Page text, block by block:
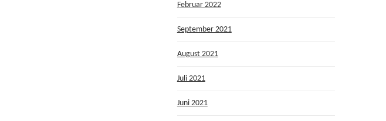
Februar 2022
September 2021
August 2021
Juli 2021
Juni 2021